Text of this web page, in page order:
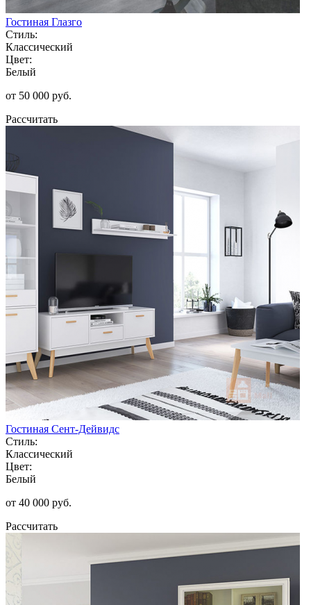
Гостиная Глазго
Стиль:
Классический
Цвет:
Белый
от 50 000 руб.
Рассчитать
Гостиная Сент-Дейвидс
Стиль:
Классический
Цвет:
Белый
от 40 000 руб.
Рассчитать